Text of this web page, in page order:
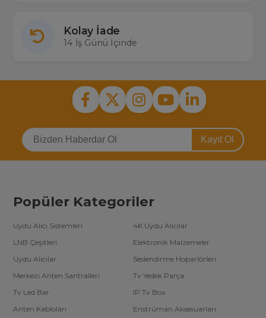
Kolay İade
14 İş Günü İçinde
Kayıt Ol
Popüler Kategoriler
Uydu Alıcı Sistemleri
4K Uydu Alıcılar
LNB Çeşitleri
Elektronik Malzemeler
Uydu Alıcılar
Seslendirme Hoparlörleri
Merkezi Anten Santralleri
Tv Yedek Parça
Tv Led Bar
IP Tv Box
Anten Kabloları
Enstrüman Aksesuarları